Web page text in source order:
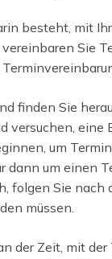
besteht, mit
Sie
finden Sie
eine
um
dann um einen
folgen Sie nach
müssen.
der Zeit, mit